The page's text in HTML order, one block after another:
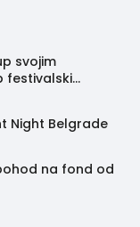
svojim
festivalski
Night Belgrade
pohod na fond od